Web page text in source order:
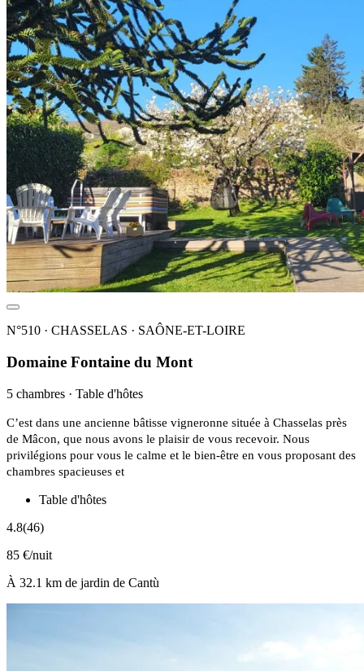
N°510 · CHASSELAS · SAÔNE-ET-LOIRE
Domaine Fontaine du Mont
5 chambres · Table d'hôtes
C’est dans une ancienne bâtisse vigneronne située à Chasselas près
de Mâcon, que nous avons le plaisir de vous recevoir. Nous
privilégions pour vous le calme et le bien-être en vous proposant des
chambres spacieuses et
Table d'hôtes
4.8(46)
85 €/nuit
À 32.1 km de jardin de Cantù